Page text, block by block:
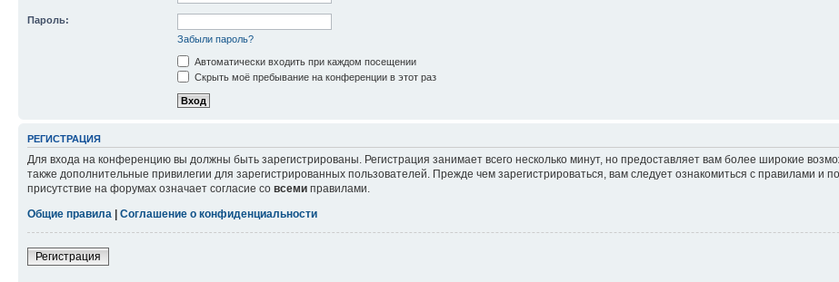
Пароль:
Забыли пароль?
Автоматически входить при каждом посещении
Скрыть моё пребывание на конференции в этот раз
РЕГИСТРАЦИЯ
Для входа на конференцию вы должны быть зарегистрированы. Регистрация занимает всего несколько минут, но предоставляет вам более широкие
также дополнительные привилегии для зарегистрированных пользователей. Прежде чем зарегистрироваться, вам следует ознакомиться с правилами
присутствие на форумах означает согласие со всеми правилами.
Общие правила
Соглашение о конфиденциальности
Регистрация